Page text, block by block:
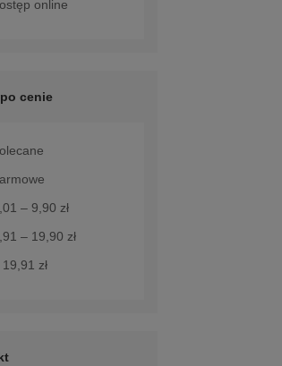
online
cenie
– 9,90 zł
– 19,90 zł
19,91 zł